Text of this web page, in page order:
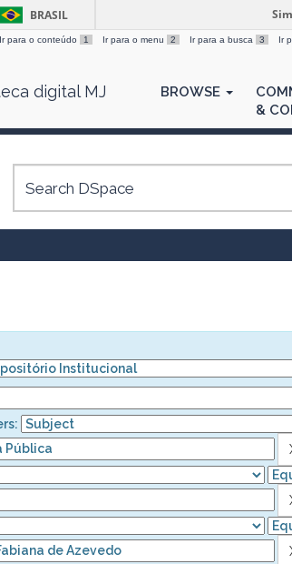
BRASIL
Ir para o conteúdo 1 Ir para o menu 2 Ir para a busca 3 Ir
digital MJ BROWSE
&